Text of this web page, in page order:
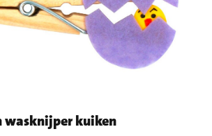
wasknijper kuiken